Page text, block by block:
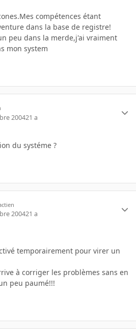
compétences étant
dans la base de registre!
peu dans la merde,j'ai vraiment
mon system
200421 a
du systéme ?
200421 a
temporairement pour virer un
à corriger les problèmes sans en
peu paumé!!!